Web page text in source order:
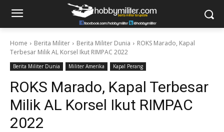
Home Berita Militer Berita Militer Dunia
ROKS Marado, Kapal
Terbesar Milik AL Korsel Ikut RIMPAC 2022
Berita Militer Dunia Militer Amerika Kapal Perang
ROKS Marado, Kapal Terbesar
Milik AL Korsel Ikut RIMPAC
2022